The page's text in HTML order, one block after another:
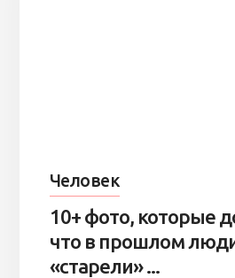
Человек
10+ фото, которые
что в прошлом
«старели» ...